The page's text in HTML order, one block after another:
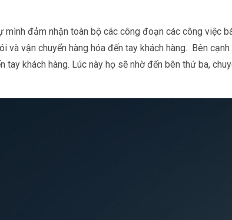
đảm nhận toàn bộ các công đoạn các công việc
và vận chuyển hàng hóa đến tay khách hàng. Bên
khách hàng. Lúc này họ sẽ nhờ đến bên thứ ba,